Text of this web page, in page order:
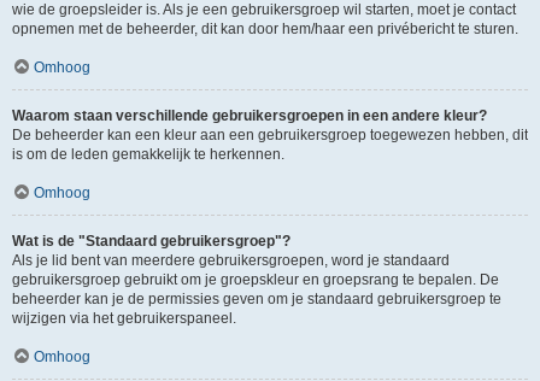
wie de groepsleider is. Als je een gebruikersgroep wil starten, moet je contact
opnemen met de beheerder, dit kan door hem/haar een privébericht te sturen.
Omhoog
Waarom staan verschillende gebruikersgroepen in een andere kleur?
De beheerder kan een kleur aan een gebruikersgroep toegewezen hebben, dit
is om de leden gemakkelijk te herkennen.
Omhoog
Wat is de "Standaard gebruikersgroep"?
Als je lid bent van meerdere gebruikersgroepen, word je standaard
gebruikersgroep gebruikt om je groepskleur en groepsrang te bepalen. De
beheerder kan je de permissies geven om je standaard gebruikersgroep te
wijzigen via het gebruikerspaneel.
Omhoog